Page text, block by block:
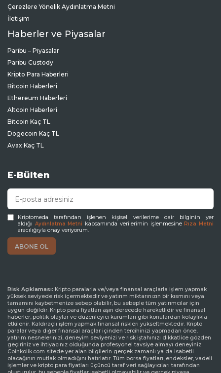
Çerezlere Yönelik Aydınlatma Metni
İletişim
Haberler ve Piyasalar
Paribu – Piyasalar
Paribu Custody
Kripto Para Haberleri
Bitcoin Haberleri
Ethereum Haberleri
Altcoin Haberleri
Bitcoin Kaç TL
Dogecoin Kaç TL
Avax Kaç TL
E-Bülten
Kriptomeda tarafından işlenen kişisel verilerime dair bilginin yer
aldığı Aydınlatma Metni kapsamında verilerimin işlenmesineRıza Metni
aracılığıyla onay veriyorum.
Risk Açıklaması: Kripto paralarla ve/veya finansal araçlarla işlem yapmak
yüksek seviyede risk içermektedir ve yatırım miktarınızın bir kısmını veya
tamamını kaybetmenize sebep olabilir, bu sebeple tüm yatırımcılar için
uygun değildir. Kripto para fiyatları aşırı derecede hareketlidir ve finansal
haberler, politik olaylar ve düzenleyici kurumları gibi konulardan kolaylıkla
etkilenir. Kaldıraçlı işlem yapmak finansal riskleri yükseltmektedir. Kripto
paralar veya diğer finansal araçlar içinden tercihinizi yapmadan önce,
yatırım nesnelerinizi, deneyim seviyenizi ve risk iştahınızı dikkatlice gözden
geçiriniz ve ihtiyacınız olduğunda profesyonel tavsiye almayı deneyiniz.
Coinkolik.com sitede yer alan bilgilerin gerçek zamanlı ya da isabetli
olacağının mutlak olmadığını hatırlatır. Tüm borsa fiyatları, endeksler, vadeli
işlemler ve kripto para fiyatları üçüncü taraf veri sağlayıcıları tarafından